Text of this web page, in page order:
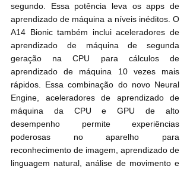
segundo. Essa potência leva os apps de
aprendizado de máquina a níveis inéditos. O
A14 Bionic também inclui aceleradores de
aprendizado de máquina de segunda
geração na CPU para cálculos de
aprendizado de máquina 10 vezes mais
rápidos. Essa combinação do novo Neural
Engine, aceleradores de aprendizado de
máquina da CPU e GPU de alto
desempenho permite experiências
poderosas no aparelho para
reconhecimento de imagem, aprendizado de
linguagem natural, análise de movimento e